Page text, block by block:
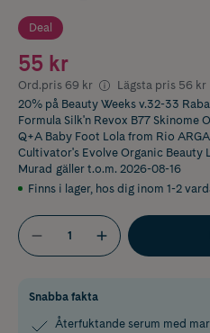
Deal
55 kr
Ord.pris 69 kr Lägsta pris 56 kr
20% på Beauty Weeks v.32-33
Formula Silk'n Revox B77 Skinome
Q+A Baby Foot Lola from Rio
Cultivator's Evolve Organic Beauty
Murad gäller t.o.m. 2026-08-16
Finns i lager, hos dig inom 1-2
Snabba fakta
Återfuktande serum med